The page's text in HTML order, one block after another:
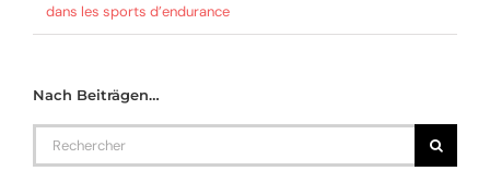
dans les sports d’endurance
Nach Beiträgen…
Rechercher